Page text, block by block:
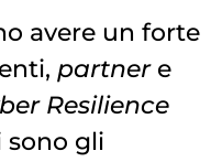
avere un forte
partnere
Resilience
sono gli